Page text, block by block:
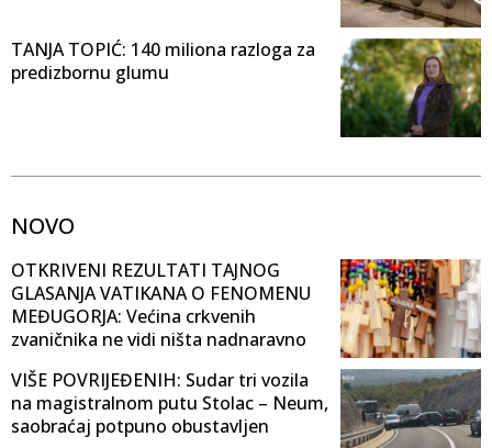
TANJA TOPIĆ: 140 miliona razloga za
predizbornu glumu
NOVO
OTKRIVENI REZULTATI TAJNOG
GLASANJA VATIKANA O FENOMENU
MEĐUGORJA: Većina crkvenih
zvaničnika ne vidi ništa nadnaravno
VIŠE POVRIJEĐENIH: Sudar tri vozila
na magistralnom putu Stolac – Neum,
saobraćaj potpuno obustavljen